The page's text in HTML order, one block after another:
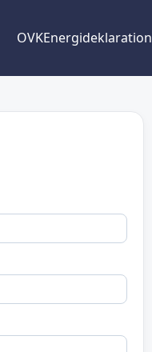
OVKEnergideklaration